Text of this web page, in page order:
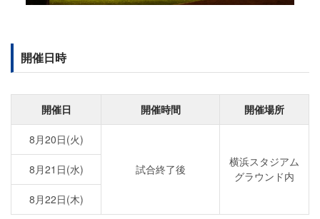
開催日時
開催日 開催時間 開催場所
8月20日(火)
試合終了後
横浜スタジアム
グラウンド内
8月21日(水)
8月22日(木)